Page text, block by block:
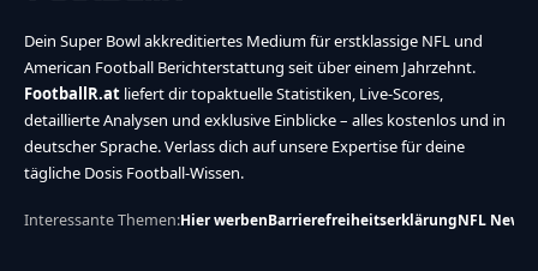
Dein Super Bowl akkreditiertes Medium für erstklassige NFL und
American Football Berichterstattung seit über einem Jahrzehnt.
FootballR.at liefert dir topaktuelle Statistiken, Live-Scores,
detaillierte Analysen und exklusive Einblicke – alles kostenlos und in
deutscher Sprache. Verlass dich auf unsere Expertise für deine
tägliche Dosis Football-Wissen.
Interessante Themen:Hier werbenBarrierefreiheitserklärungNFL News